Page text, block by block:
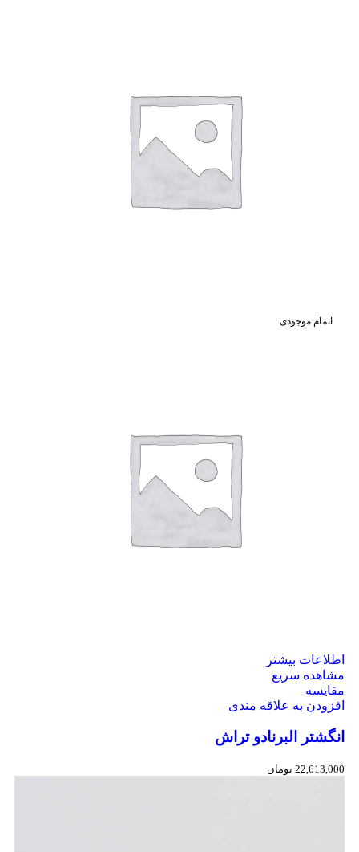
اتمام موجودی
اطلاعات بیشتر
مشاهده سریع
مقایسه
افزودن به علاقه مندی
انگشتر البرنادو تراش
22,613,000 تومان